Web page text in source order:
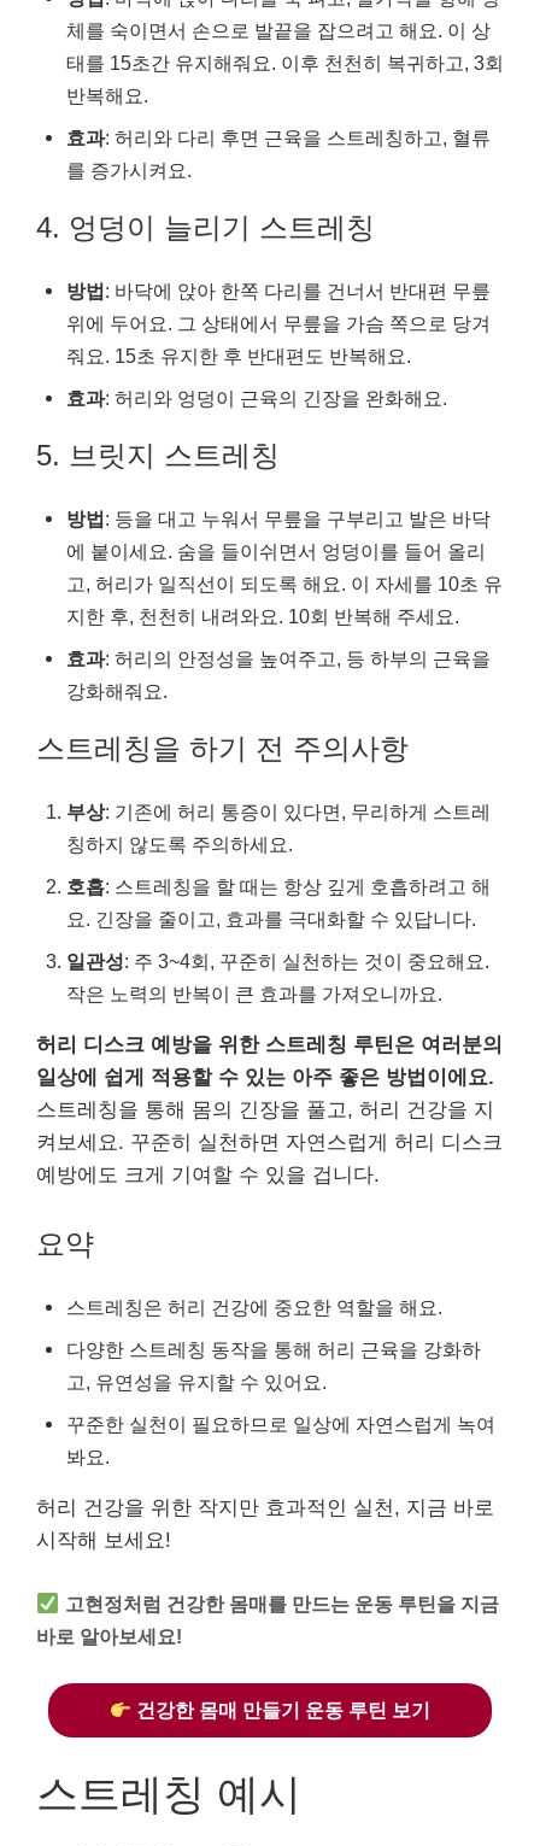
체를 숙이면서 손으로 발끝을 잡으려고 해요. 이 상
태를 15초간 유지해줘요. 이후 천천히 복귀하고, 3회
반복해요.
효과: 허리와 다리 후면 근육을 스트레칭하고, 혈류
를 증가시켜요.
4. 엉덩이 늘리기 스트레칭
방법: 바닥에 앉아 한쪽 다리를 건너서 반대편 무릎
위에 두어요. 그 상태에서 무릎을 가슴 쪽으로 당겨
줘요. 15초 유지한 후 반대편도 반복해요.
효과: 허리와 엉덩이 근육의 긴장을 완화해요.
5. 브릿지 스트레칭
방법: 등을 대고 누워서 무릎을 구부리고 발은 바닥
에 붙이세요. 숨을 들이쉬면서 엉덩이를 들어 올리
고, 허리가 일직선이 되도록 해요. 이 자세를 10초 유
지한 후, 천천히 내려와요. 10회 반복해 주세요.
효과: 허리의 안정성을 높여주고, 등 하부의 근육을
강화해줘요.
스트레칭을 하기 전 주의사항
부상: 기존에 허리 통증이 있다면, 무리하게 스트레
칭하지 않도록 주의하세요.
호흡: 스트레칭을 할 때는 항상 깊게 호흡하려고 해
요. 긴장을 줄이고, 효과를 극대화할 수 있답니다.
일관성: 주 3~4회, 꾸준히 실천하는 것이 중요해요.
작은 노력의 반복이 큰 효과를 가져오니까요.
허리 디스크 예방을 위한 스트레칭 루틴은 여러분의
일상에 쉽게 적용할 수 있는 아주 좋은 방법이에요.
스트레칭을 통해 몸의 긴장을 풀고, 허리 건강을 지
켜보세요. 꾸준히 실천하면 자연스럽게 허리 디스크
예방에도 크게 기여할 수 있을 겁니다.
요약
스트레칭은 허리 건강에 중요한 역할을 해요.
다양한 스트레칭 동작을 통해 허리 근육을 강화하
고, 유연성을 유지할 수 있어요.
꾸준한 실천이 필요하므로 일상에 자연스럽게 녹여
봐요.
허리 건강을 위한 작지만 효과적인 실천, 지금 바로
시작해 보세요!
고현정처럼 건강한 몸매를 만드는 운동 루틴을 지금
바로 알아보세요!
건강한 몸매 만들기 운동 루틴 보기
스트레칭 예시